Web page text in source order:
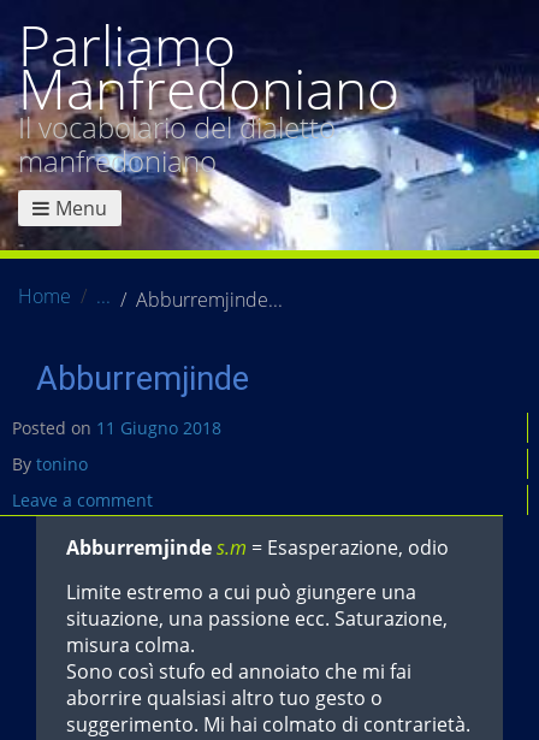
Parliamo
Manfredoniano
Il vocabolario del dialetto
manfredoniano
Menu
Home Abburremjinde
Abburremjinde
Posted on 11 Giugno 2018
By tonino
Leave a comment
Abburremjindes.m = Esasperazione, odio
Limite estremo a cui può giungere una
situazione, una passione ecc. Saturazione,
misura colma.
Sono così stufo ed annoiato che mi fai
aborrire qualsiasi altro tuo gesto o
suggerimento. Mi hai colmato di contrarietà.